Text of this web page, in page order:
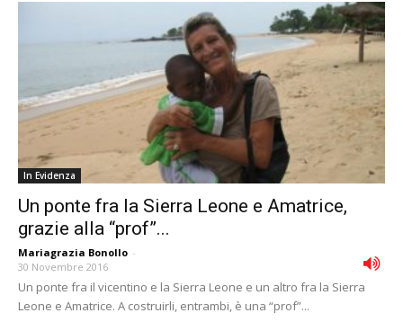
In Evidenza
Un ponte fra la Sierra Leone e Amatrice,
grazie alla “prof”...
Mariagrazia Bonollo -
30 Novembre 2016
Un ponte fra il vicentino e la Sierra Leone e un altro fra la Sierra
Leone e Amatrice. A costruirli, entrambi, è una “prof”...